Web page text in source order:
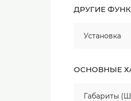
ДРУГИЕ
Установка
ОСНОВНЫЕ
Габариты